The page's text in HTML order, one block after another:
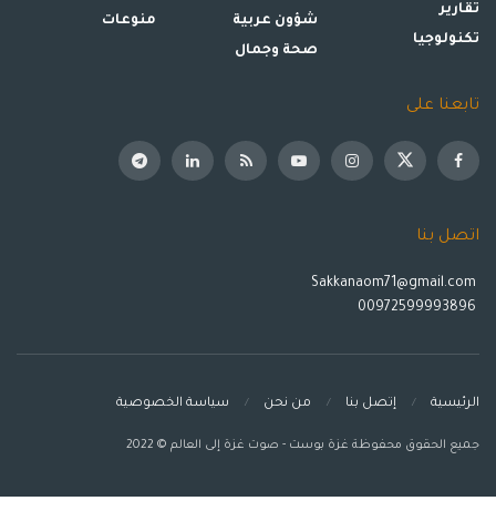
تقارير
تكنولوجيا
شؤون عربية
صحة وجمال
منوعات
تابعنا على
اتصل بنا
Sakkanaom71@gmail.com
الرئيسية إتصل بنا من نحن سياسة الخصوصية
جميع الحقوق محفوظة غزة بوست - صوت غزة إلى العالم © 2022